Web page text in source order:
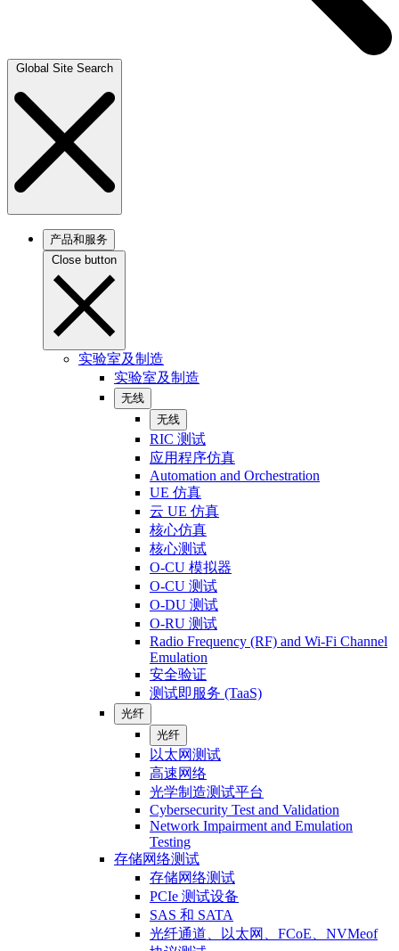
Global Site Search
产品和服务
Close button
实验室及制造
实验室及制造
无线
无线
RIC 测试
应用程序仿真
Automation and Orchestration
UE 仿真
云 UE 仿真
核心仿真
核心测试
O-CU 模拟器
O-CU 测试
O-DU 测试
O-RU 测试
Radio Frequency (RF) and Wi-Fi Channel
Emulation
安全验证
测试即服务 (TaaS)
光纤
光纤
以太网测试
高速网络
光学制造测试平台
Cybersecurity Test and Validation
Network Impairment and Emulation
Testing
存储网络测试
存储网络测试
PCIe 测试设备
SAS 和 SATA
光纤通道、以太网、FCoE、NVMeof